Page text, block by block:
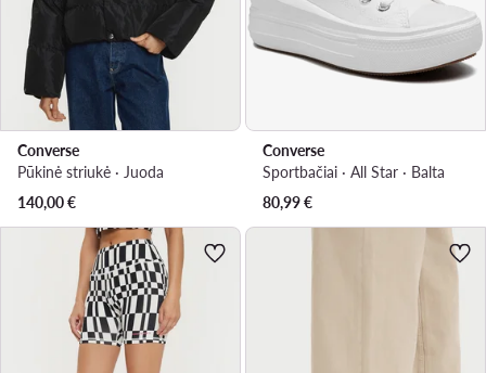
Converse
Pūkinė striukė · Juoda
140,00€
Converse
Sportbačiai · All Star · Balta
80,99€